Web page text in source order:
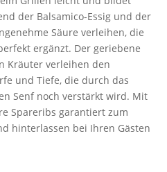
der Balsamico-Essig und der
Säure verleihen, die
ergänzt. Der geriebene
Kräuter verleihen den
und Tiefe, die durch das
Senf noch verstärkt wird. Mit
Spareribs garantiert zum
hinterlassen bei Ihren Gästen